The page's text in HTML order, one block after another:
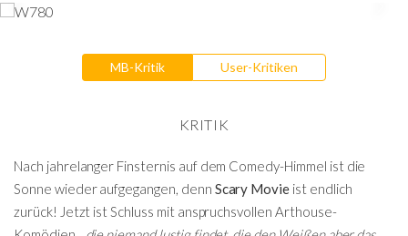
MB-Kritik User-Kritiken
KRITIK
Nach jahrelanger Finsternis auf dem Comedy-Himmel ist die
Sonne wieder aufgegangen, denn Scary Movie ist endlich
zurück! Jetzt ist Schluss mit anspruchsvollen Arthouse-